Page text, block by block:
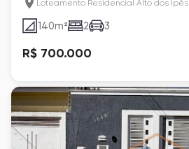
Loteamento Residencial Alto dos Ipês
140m² 2 3
R$ 700.000